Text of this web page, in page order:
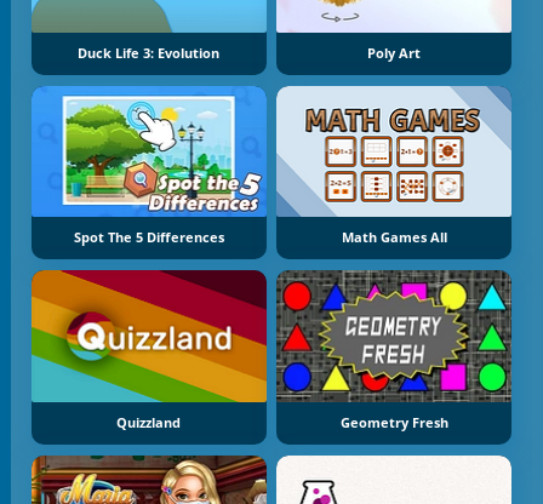
Duck Life 3: Evolution Poly Art
Spot The 5 Differences Math Games All
Quizzland Geometry Fresh